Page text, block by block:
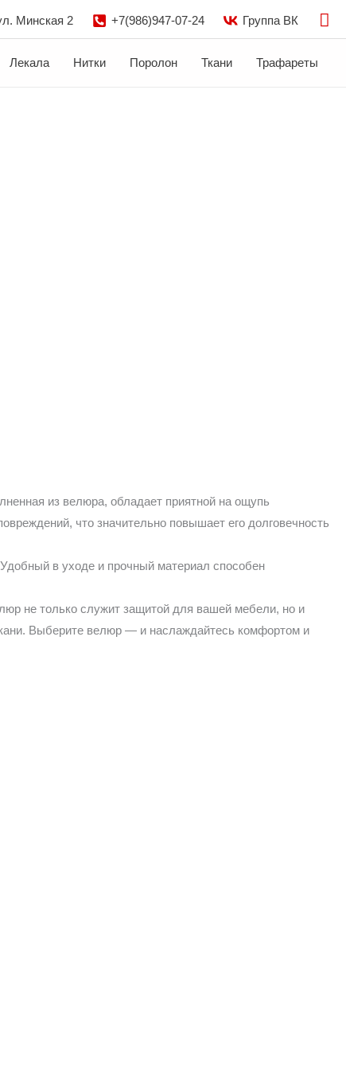
Минская 2 +7(986)947-07-24 Группа ВК
Лекала Нитки Поролон Ткани Трафареты
из велюра, обладает приятной на ощупь
что значительно повышает его долговечность
в уходе и прочный материал способен
не только служит защитой для вашей мебели, но и
Выберите велюр — и наслаждайтесь комфортом и